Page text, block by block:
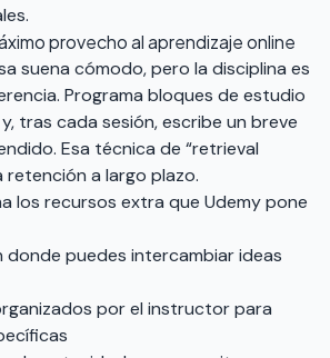
provecho al aprendizaje online
suena cómodo, pero la disciplina es
Programa bloques de estudio
tras cada sesión, escribe un breve
Esa técnica de “retrieval
retención a largo plazo.
los recursos extra que Udemy pone
donde puedes intercambiar ideas
por el instructor para